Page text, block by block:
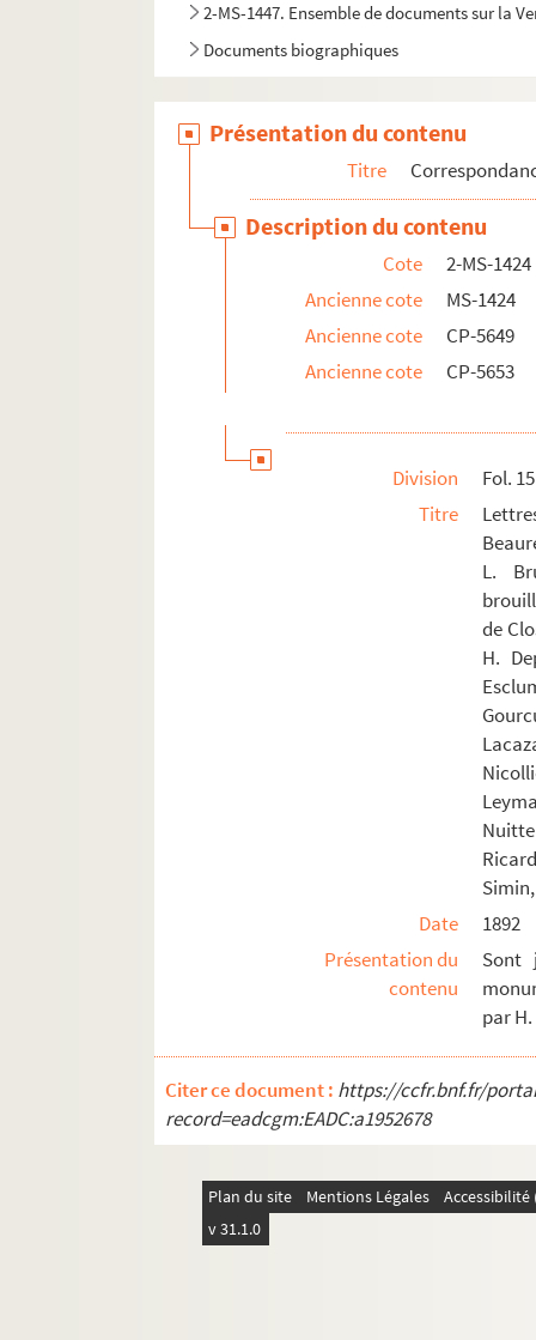
2-MS-1447. Ensemble de documents sur la
Documents biographiques
Présentation du contenu
Titre
Description du contenu
Cote
2-MS-1424
Ancienne cote
MS-1424
Ancienne cote
CP-5649
Ancienne cote
CP-5653
Division
Fol.
Titre
L.
de
H.
Date
1892
Présentation du
contenu
Sont
par
Citer ce document : https://ccfr.bnf.fr/
record=eadcgm:EADC:a1952678
Plan du site Mentions Légales
v 31.1.0